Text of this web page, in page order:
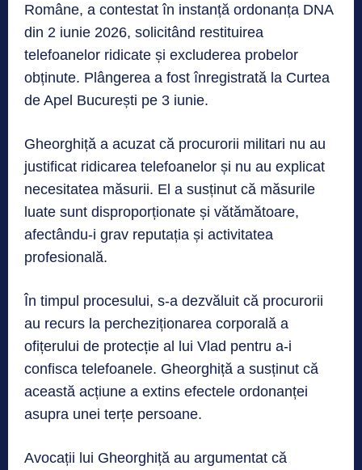
Române, a contestat în instanță ordonanța DNA
din 2 iunie 2026, solicitând restituirea
telefoanelor ridicate și excluderea probelor
obținute. Plângerea a fost înregistrată la Curtea
de Apel București pe 3 iunie.
Gheorghiță a acuzat că procurorii militari nu au
justificat ridicarea telefoanelor și nu au explicat
necesitatea măsurii. El a susținut că măsurile
luate sunt disproporționate și vătămătoare,
afectându-i grav reputația și activitatea
profesională.
În timpul procesului, s-a dezvăluit că procurorii
au recurs la percheziționarea corporală a
ofițerului de protecție al lui Vlad pentru a-i
confisca telefoanele. Gheorghiță a susținut că
această acțiune a extins efectele ordonanței
asupra unei terțe persoane.
Avocații lui Gheorghiță au argumentat că